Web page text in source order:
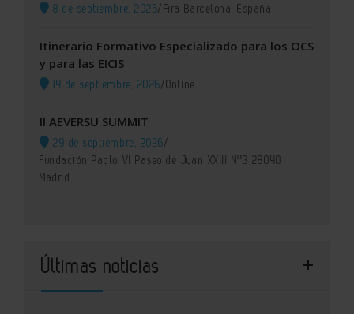
8 de septiembre, 2026/Fira Barcelona, España
Itinerario Formativo Especializado para los OCS
y para las EICIS
14 de septiembre, 2026/Online
II AEVERSU SUMMIT
29 de septiembre, 2026/
Fundación Pablo VI Paseo de Juan XXIII Nº3 28040
Madrid
Últimas noticias